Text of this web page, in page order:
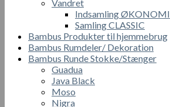
Vandret
Indsamling ØKONOMI
Samling CLASSIC
Bambus Produkter til hjemmebrug
Bambus Rumdeler/ Dekoration
Bambus Runde Stokke/Stænger
Guadua
Java Black
Moso
Nigra